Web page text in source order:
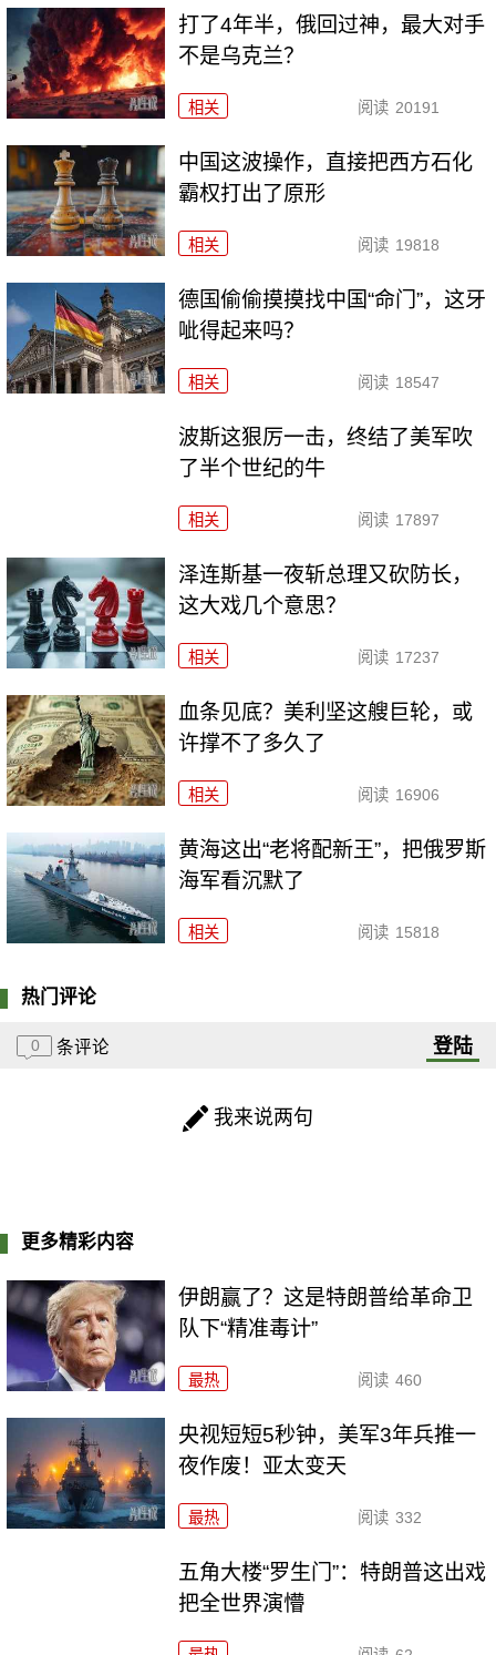
打了4年半，俄回过神，最大对手
不是乌克兰？
相关 阅读 20191
中国这波操作，直接把西方石化
霸权打出了原形
相关 阅读 19818
德国偷偷摸摸找中国“命门”，这牙
呲得起来吗？
相关 阅读 18547
波斯这狠厉一击，终结了美军吹
了半个世纪的牛
相关 阅读 17897
泽连斯基一夜斩总理又砍防长，
这大戏几个意思？
相关 阅读 17237
血条见底？美利坚这艘巨轮，或
许撑不了多久了
相关 阅读 16906
黄海这出“老将配新王”，把俄罗斯
海军看沉默了
相关 阅读 15818
热门评论
0 条评论 登陆
我来说两句
更多精彩内容
伊朗赢了？这是特朗普给革命卫
队下“精准毒计”
最热 阅读 460
央视短短5秒钟，美军3年兵推一
夜作废！亚太变天
最热 阅读 332
五角大楼“罗生门”：特朗普这出戏
把全世界演懵